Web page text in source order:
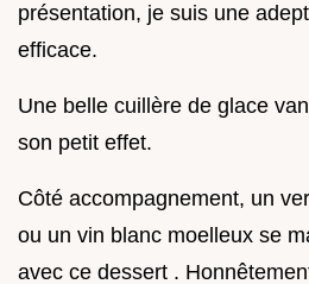
présentation, je suis une
efficace.
Une belle cuillère de glace
son petit effet.
Côté accompagnement, un
ou un vin blanc moelleux se
avec ce dessert .